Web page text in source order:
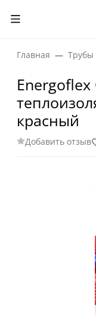
Главная Трубы
красный
Добавить отзыв